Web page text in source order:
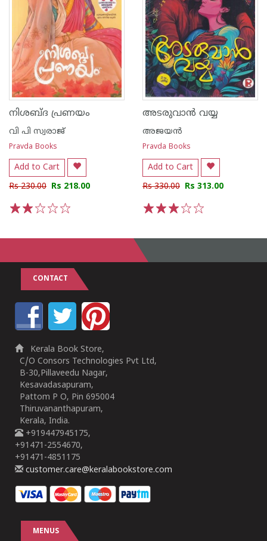
നിശബ്ദ പ്രണയം
വി പി സ്വരാജ്
Pravda Books
Add to Cart
Rs 230.00 Rs 218.00
അടരുവാൻ വയ്യ
അജയന്‍
Pravda Books
Add to Cart
Rs 330.00 Rs 313.00
CONTACT
Kerala Book Store,
C/O Consors Technologies Pvt Ltd,
B-30,Pillaveedu Nagar,
Kesavadasapuram,
Pattom P O, Pin 695004
Thiruvananthapuram,
Kerala, India.
+919447945175,
+91471-2554670,
+91471-4851175
customer.care@keralabookstore.com
MENUS